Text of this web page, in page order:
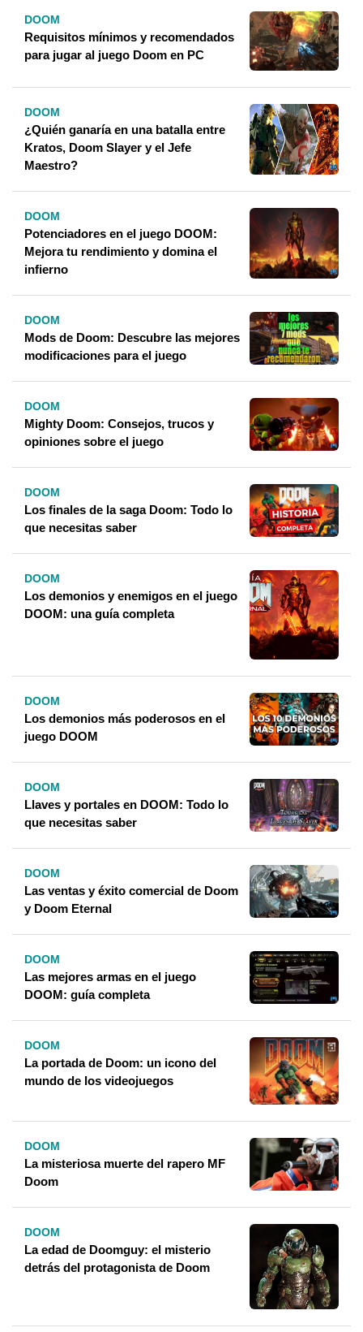
DOOM
Requisitos mínimos y recomendados
para jugar al juego Doom en PC
DOOM
¿Quién ganaría en una batalla entre
Kratos, Doom Slayer y el Jefe
Maestro?
DOOM
Potenciadores en el juego DOOM:
Mejora tu rendimiento y domina el
infierno
DOOM
Mods de Doom: Descubre las mejores
modificaciones para el juego
DOOM
Mighty Doom: Consejos, trucos y
opiniones sobre el juego
DOOM
Los finales de la saga Doom: Todo lo
que necesitas saber
DOOM
Los demonios y enemigos en el juego
DOOM: una guía completa
DOOM
Los demonios más poderosos en el
juego DOOM
DOOM
Llaves y portales en DOOM: Todo lo
que necesitas saber
DOOM
Las ventas y éxito comercial de Doom
y Doom Eternal
DOOM
Las mejores armas en el juego
DOOM: guía completa
DOOM
La portada de Doom: un icono del
mundo de los videojuegos
DOOM
La misteriosa muerte del rapero MF
Doom
DOOM
La edad de Doomguy: el misterio
detrás del protagonista de Doom